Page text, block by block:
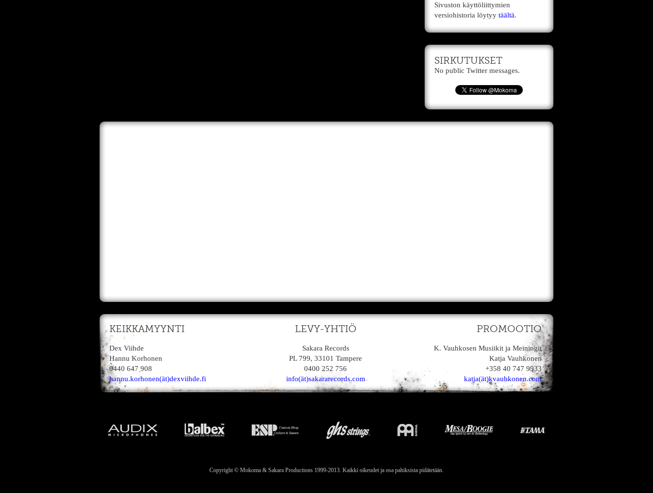
Sivuston käyttöliittymien
versiohistoria löytyy täältä.
SIRKUTUKSET
No public Twitter messages.
KEIKKAMYYNTI
Dex Viihde
Hannu Korhonen
0440 647 908
hannu.korhonen(ät)dexviihde.fi
LEVY-YHTIÖ
Sakara Records
PL 799, 33101 Tampere
0400 252 756
info(ät)sakararecords.com
PROMOOTIO
K. Vauhkosen Musiikit ja Meiningit
Katja Vauhkonen
+358 40 747 9933
katja(ät)kvauhkonen.com
Copyright © Mokoma & Sakara Productions 1999-2013. Kaikki oikeudet ja osa pahiksista pidätetään.